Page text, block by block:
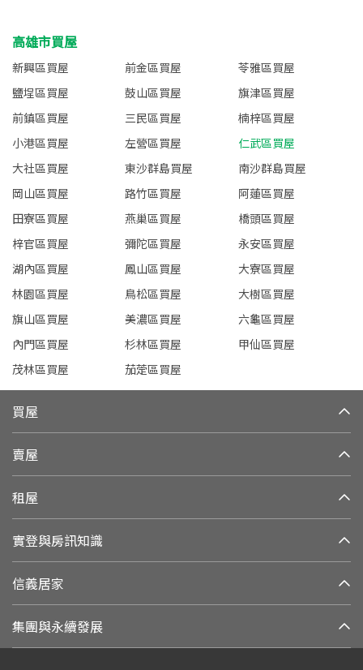
高雄市買屋
新興區買屋 前金區買屋
苓雅區買屋
鹽埕區買屋
鼓山區買屋
旗津區買屋
前鎮區買屋
三民區買屋
楠梓區買屋
小港區買屋
左營區買屋
仁武區買屋
大社區買屋
東沙群島買屋
南沙群島買屋
岡山區買屋
路竹區買屋
阿蓮區買屋
田寮區買屋
燕巢區買屋
橋頭區買屋
梓官區買屋
彌陀區買屋
永安區買屋
湖內區買屋
鳳山區買屋
大寮區買屋
林園區買屋
鳥松區買屋
大樹區買屋
旗山區買屋
美濃區買屋
六龜區買屋
內門區買屋
杉林區買屋
甲仙區買屋
茂林區買屋
茄萣區買屋
買屋
賣屋
租屋
實登與房訊知識
信義居家
集團與永續發展